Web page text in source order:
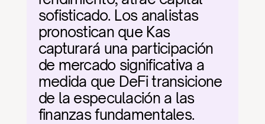
sofisticado. Los analistas
pronostican que Kas
capturará una participación
de mercado significativa a
medida que DeFi transicione
de la especulación a las
finanzas fundamentales.